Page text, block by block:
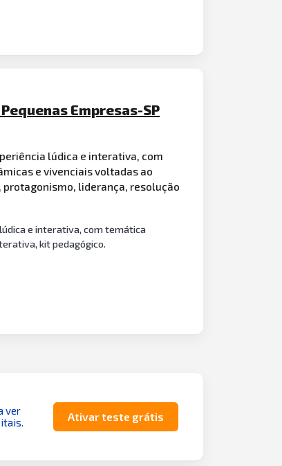
Empresas-SP
lúdica e interativa, com
e vivenciais voltadas ao
liderança, resolução
e interativa, com temática
kit pedagógico.
ver
Ativar teste grátis